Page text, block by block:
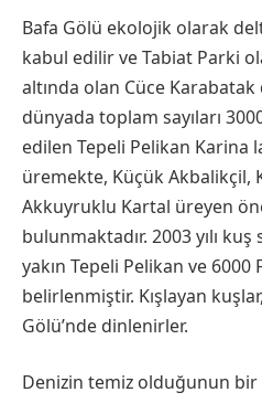
Bafa Gölü ekolojik olarak
kabul edilir ve Tabiat Parki
altında olan Cüce
dünyada toplam sayıları
edilen Tepeli Pelikan Karina
üremekte, Küçük Akbalikçil,
Akkuyruklu Kartal üreyen
bulunmaktadır. 2003 yılı kuş
yakın Tepeli Pelikan ve 6000
belirlenmiştir. Kışlayan
Gölü’nde dinlenirler.
Denizin temiz olduğunun